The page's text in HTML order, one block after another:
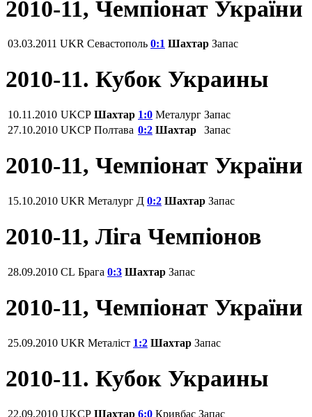
2010-11, Чемпіонат України
03.03.2011 UKR Севастополь 0:1 Шахтар Запас
2010-11. Кубок Украины
10.11.2010 UKCP Шахтар 1:0 Металург Запас
27.10.2010 UKCP Полтава 0:2 Шахтар Запас
2010-11, Чемпіонат України
15.10.2010 UKR Металург Д 0:2 Шахтар Запас
2010-11, Ліга Чемпіонов
28.09.2010 CL Брага 0:3 Шахтар Запас
2010-11, Чемпіонат України
25.09.2010 UKR Металіст 1:2 Шахтар Запас
2010-11. Кубок Украины
22.09.2010 UKCP Шахтар 6:0 Кривбас Запас